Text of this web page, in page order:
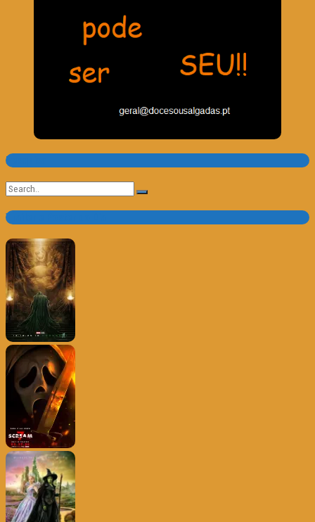
Pesquisa
Search
for:
Trailer e Poster do Dia